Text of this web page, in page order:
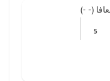
(- -)
5